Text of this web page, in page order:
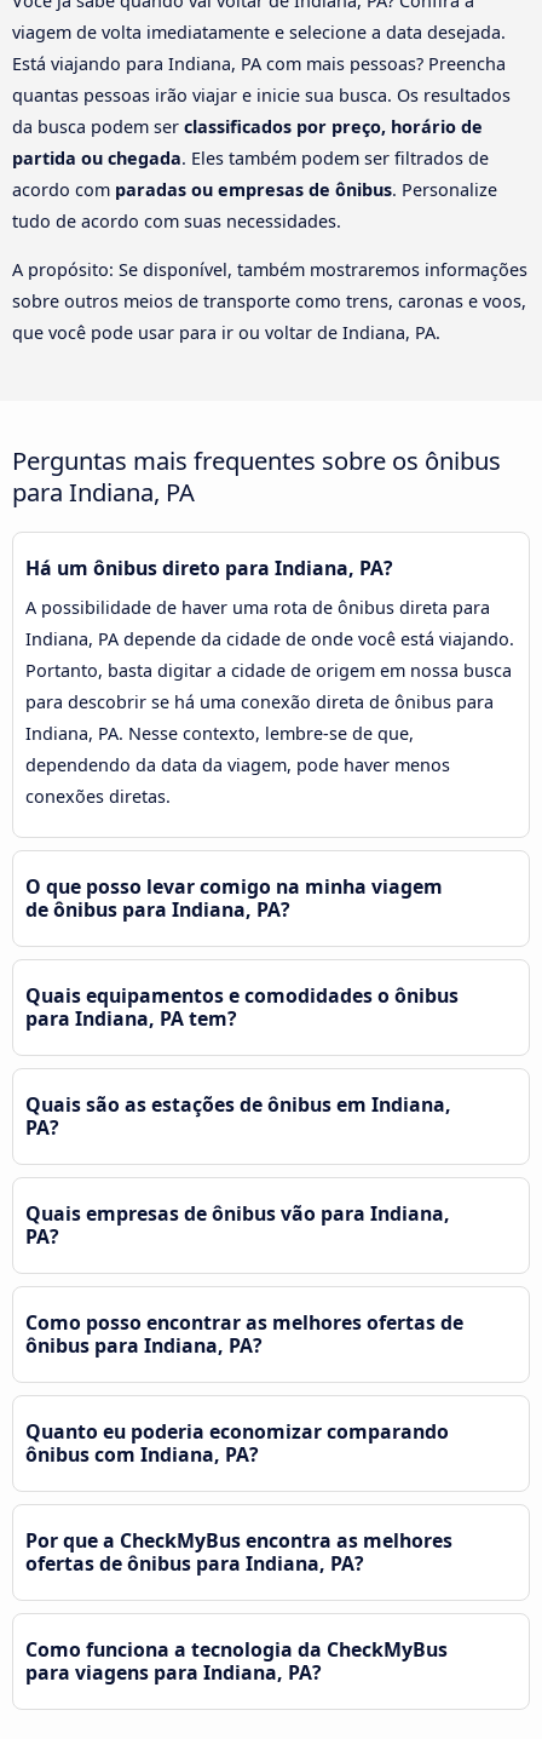
viagem de volta imediatamente e selecione a data desejada.
Está viajando para Indiana, PA com mais pessoas? Preencha
quantas pessoas irão viajar e inicie sua busca. Os resultados
da busca podem ser classificados por preço, horário de
partida ou chegada. Eles também podem ser filtrados de
acordo com paradas ou empresas de ônibus. Personalize
tudo de acordo com suas necessidades.
A propósito: Se disponível, também mostraremos informações
sobre outros meios de transporte como trens, caronas e voos,
que você pode usar para ir ou voltar de Indiana, PA.
Perguntas mais frequentes sobre os ônibus
para Indiana, PA
Há um ônibus direto para Indiana, PA?
A possibilidade de haver uma rota de ônibus direta para
Indiana, PA depende da cidade de onde você está viajando.
Portanto, basta digitar a cidade de origem em nossa busca
para descobrir se há uma conexão direta de ônibus para
Indiana, PA. Nesse contexto, lembre-se de que,
dependendo da data da viagem, pode haver menos
conexões diretas.
O que posso levar comigo na minha viagem
de ônibus para Indiana, PA?
Quais equipamentos e comodidades o ônibus
para Indiana, PA tem?
Quais são as estações de ônibus em Indiana,
PA?
Quais empresas de ônibus vão para Indiana,
PA?
Como posso encontrar as melhores ofertas de
ônibus para Indiana, PA?
Quanto eu poderia economizar comparando
ônibus com Indiana, PA?
Por que a CheckMyBus encontra as melhores
ofertas de ônibus para Indiana, PA?
Como funciona a tecnologia da CheckMyBus
para viagens para Indiana, PA?